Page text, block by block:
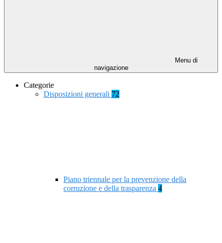
Menu di
navigazione
Categorie
Disposizioni generali 72
Piano triennale per la prevenzione della
corruzione e della trasparenza 4